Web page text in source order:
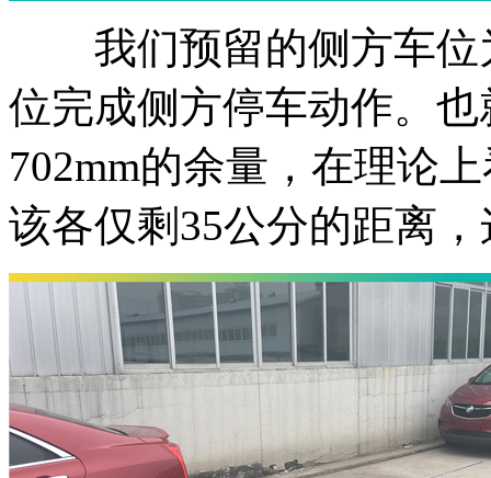
我们预留的侧方车位
位完成侧方停车动作。
702mm的余量，在理论
该各仅剩35公分的距离